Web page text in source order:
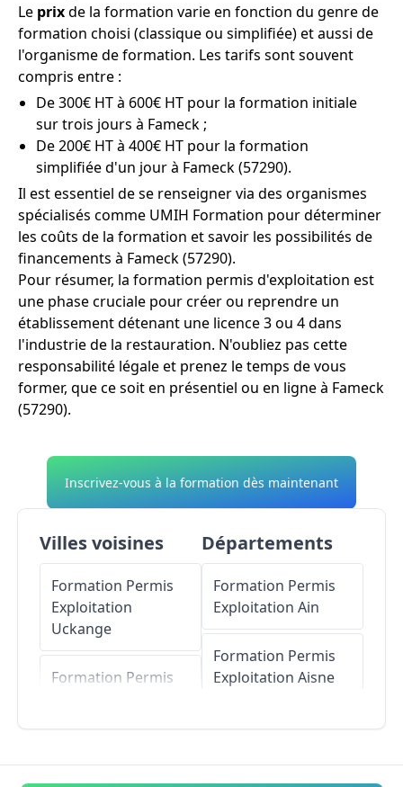
Le prixde la formation varie en fonction du genre de
formation choisi (classique ou simplifiée) et aussi de
l'organisme de formation. Les tarifs sont souvent
compris entre :
De 300€ HT à 600€ HT pour la formation initiale
sur trois jours à Fameck ;
De 200€ HT à 400€ HT pour la formation
simplifiée d'un jour à Fameck (57290).
Il est essentiel de se renseigner via des organismes
spécialisés comme UMIH Formation pour déterminer
les coûts de la formation et savoir les possibilités de
financements à Fameck (57290).
Pour résumer, la formation permis d'exploitation est
une phase cruciale pour créer ou reprendre un
établissement détenant une licence 3 ou 4 dans
l'industrie de la restauration. N'oubliez pas cette
responsabilité légale et prenez le temps de vous
former, que ce soit en présentiel ou en ligne à Fameck
(57290).
Inscrivez-vous à la formation dès maintenant
Villes voisines
Formation Permis
Exploitation
Uckange
Formation Permis
Formation Permis
Départements
Formation Permis
Exploitation Ain
Formation Permis
Exploitation Aisne
Formation Permis